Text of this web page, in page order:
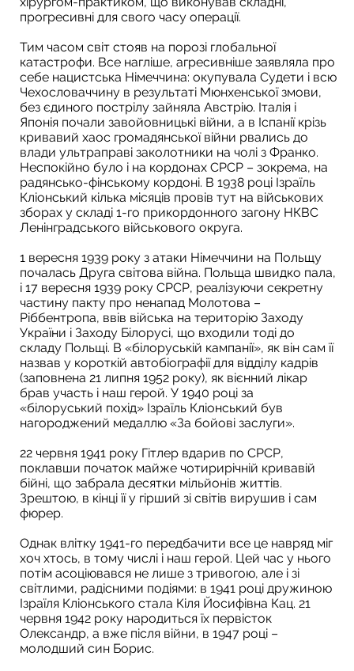
прогресивні для свого часу операції.
Тим часом світ стояв на порозі глобальної
катастрофи. Все нагліше, агресивніше заявляла про
себе нацистська Німеччина: окупувала Судети і всю
Чехословаччину в результаті Мюнхенської змови,
без єдиного пострілу зайняла Австрію. Італія і
Японія почали завойовницькі війни, а в Іспанії крізь
кривавий хаос громадянської війни рвались до
влади ультраправі заколотники на чолі з Франко.
Неспокійно було і на кордонах СРСР – зокрема, на
радянсько-фінському кордоні. В 1938 році Ізраїль
Кліонський кілька місяців провів тут на військових
зборах у складі 1-го прикордонного загону НКВС
Ленінградського військового округа.
1 вересня 1939 року з атаки Німеччини на Польщу
почалась Друга світова війна. Польща швидко пала,
і 17 вересня 1939 року СРСР, реалізуючи секретну
частину пакту про ненапад Молотова –
Ріббентропа, ввів війська на територію Заходу
України і Заходу Білорусі, що входили тоді до
складу Польщі. В «білоруській кампанії», як він сам її
назвав у короткій автобіографії для відділу кадрів
(заповнена 21 липня 1952 року), як вієнний лікар
брав участь і наш герой. У 1940 році за
«білоруський похід» Ізраїль Кліонський був
нагороджений медаллю «За бойові заслуги».
22 червня 1941 року Гітлер вдарив по СРСР,
поклавши початок майже чотирирічній кривавій
бійні, що забрала десятки мільйонів життів.
Зрештою, в кінці її у гірший зі світів вирушив і сам
фюрер.
Однак влітку 1941-го передбачити все це навряд міг
хоч хтось, в тому числі і наш герой. Цей час у нього
потім асоціювався не лише з тривогою, але і зі
світлими, радісними подіями: в 1941 році дружиною
Ізраїля Кліонського стала Кіля Йосифівна Кац. 21
червня 1942 року народиться їх первісток
Олександр, а вже після війни, в 1947 році –
молодший син Борис.